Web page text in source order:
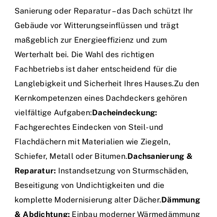
Sanierung oder Reparatur – das Dach schützt Ihr
Gebäude vor Witterungseinflüssen und trägt
maßgeblich zur Energieeffizienz und zum
Werterhalt bei. Die Wahl des richtigen
Fachbetriebs ist daher entscheidend für die
Langlebigkeit und Sicherheit Ihres Hauses.Zu den
Kernkompetenzen eines Dachdeckers gehören
vielfältige Aufgaben:Dacheindeckung:
Fachgerechtes Eindecken von Steil- und
Flachdächern mit Materialien wie Ziegeln,
Schiefer, Metall oder Bitumen.Dachsanierung &
Reparatur: Instandsetzung von Sturmschäden,
Beseitigung von Undichtigkeiten und die
komplette Modernisierung alter Dächer.Dämmung
& Abdichtung: Einbau moderner Wärmedämmung